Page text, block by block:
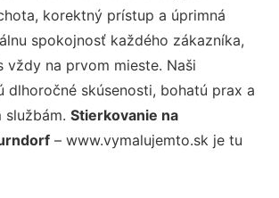
korektný prístup a úprimná
spokojnosť každého zákazníka,
vždy na prvom mieste. Naši
dlhoročné skúsenosti, bohatú prax a
službám. Stierkovanie na
– www.vymalujemto.sk je tu